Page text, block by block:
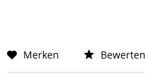
Merken Bewerten